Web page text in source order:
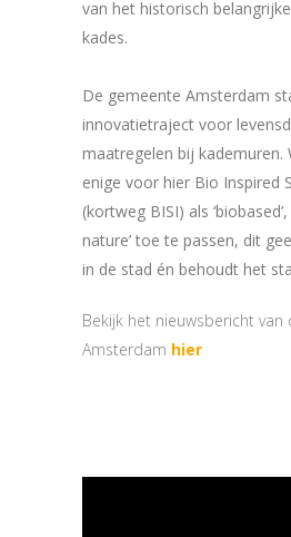
van het historisch
kades.
De gemeente Amsterdam
innovatietraject voor
maatregelen bij kademuren.
enige voor hier Bio Inspired
(kortweg BISI) als
nature’ toe te passen, dit
in de stad én behoudt het
Bekijk het nieuwsbericht van
Amsterdam hier